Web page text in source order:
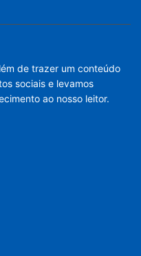
de trazer um conteúdo
sociais e levamos
ao nosso leitor.